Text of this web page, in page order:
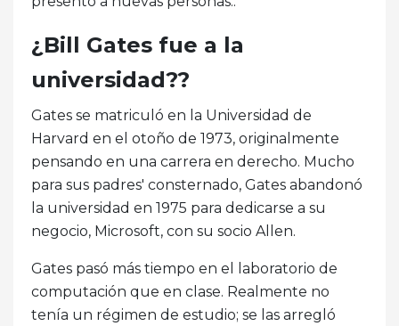
¿Bill Gates fue a la
universidad??
Gates se matriculó en la Universidad de
Harvard en el otoño de 1973, originalmente
pensando en una carrera en derecho. Mucho
para sus padres' consternado, Gates abandonó
la universidad en 1975 para dedicarse a su
negocio, Microsoft, con su socio Allen.
Gates pasó más tiempo en el laboratorio de
computación que en clase. Realmente no
tenía un régimen de estudio; se las arregló